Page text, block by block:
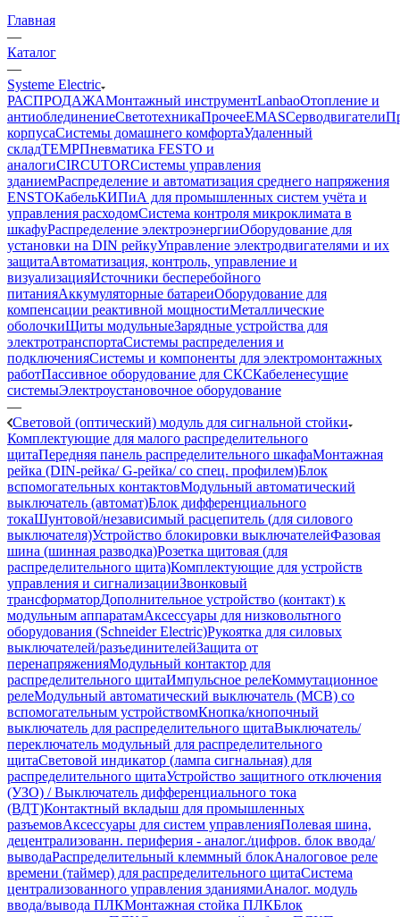
Главная
—
Каталог
—
Systeme Electric
РАСПРОДАЖАМонтажный инструментLanbaoОтопление и
антиоблединениеСветотехникаПрочееEMASCерводвигатели
корпусаСистемы домашнего комфортаУдаленный
складTEMPПневматика FESTO и
аналогиCIRCUTORСистемы управления
зданиемРаспределение и автоматизация среднего напряжения
ENSTOКабельКИПиА для промышленных систем учёта и
управления расходомСистема контроля микроклимата в
шкафуРаспределение электроэнергииОборудование для
установки на DIN рейкуУправление электродвигателями и их
защитаАвтоматизация, контроль, управление и
визуализацияИсточники бесперебойного
питанияАккумуляторные батареиОборудование для
компенсации реактивной мощностиМеталлические
оболочкиЩиты модульныеЗарядные устройства для
электротранспортаСистемы распределения и
подключенияСистемы и компоненты для электромонтажных
работПассивное оборудование для СКСКабеленесущие
системыЭлектроустановочное оборудование
—
Световой (оптический) модуль для сигнальной стойки
Комплектующие для малого распределительного
щитаПередняя панель распределительного шкафаМонтажная
рейка (DIN-рейка/ G-рейка/ со спец. профилем)Блок
вспомогательных контактовМодульный автоматический
выключатель (автомат)Блок дифференциального
токаШунтовой/независимый расцепитель (для силового
выключателя)Устройство блокировки выключателейФазовая
шина (шинная разводка)Розетка щитовая (для
распределительного щита)Комплектующие для устройств
управления и сигнализацииЗвонковый
трансформаторДополнительное устройство (контакт) к
модульным аппаратамАксессуары для низковольтного
оборудования (Schneider Electric)Рукоятка для силовых
выключателей/разъединителейЗащита от
перенапряженияМодульный контактор для
распределительного щитаИмпульсное релеКоммутационное
релеМодульный автоматический выключатель (MCB) со
вспомогательным устройствомКнопка/кнопочный
выключатель для распределительного щитаВыключатель/
переключатель модульный для распределительного
щитаСветовой индикатор (лампа сигнальная) для
распределительного щитаУстройство защитного отключения
(УЗО) / Выключатель дифференциального тока
(ВДТ)Контактный вкладыш для промышленных
разъемовАксессуары для систем управленияПолевая шина,
децентрализованн. периферия - аналог./цифров. блок ввода/
выводаРаспределительный клеммный блокАналоговое реле
времени (таймер) для распределительного щитаСистема
централизованного управления зданиямиАналог. модуль
ввода/вывода ПЛКМонтажная стойка ПЛКБлок